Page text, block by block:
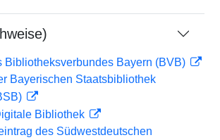
Bibliotheksverbundes Bayern (BVB)
Bayerischen Staatsbibliothek
Bibliothek
des Südwestdeutschen